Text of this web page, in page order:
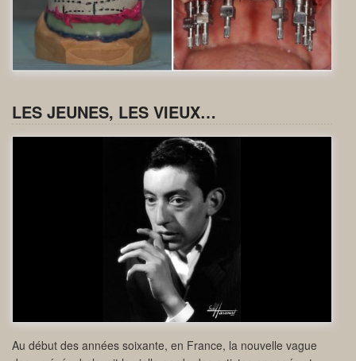
LES JEUNES, LES VIEUX…
Au début des années soixante, en France, la nouvelle vague